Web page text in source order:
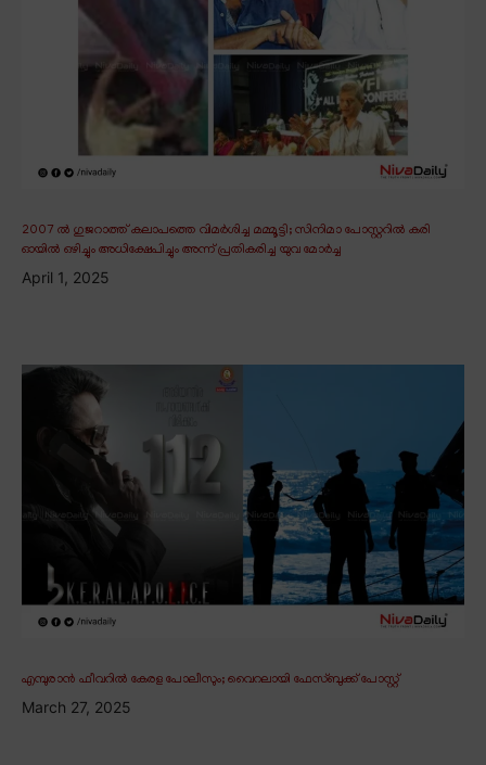
2007 ൽ ഗുജറാത്ത് കലാപത്തെ വിമർശിച്ച മമ്മൂട്ടി; സിനിമാ പോസ്റ്ററിൽ കരി
ഓയിൽ ഒഴിച്ചും അധിക്ഷേപിച്ചും അന്ന് പ്രതികരിച്ച യുവ മോർച്ച
April 1, 2025
എമ്പുരാൻ ഫീവറിൽ കേരള പോലീസും; വൈറലായി ഫേസ്ബുക്ക് പോസ്റ്റ്
March 27, 2025